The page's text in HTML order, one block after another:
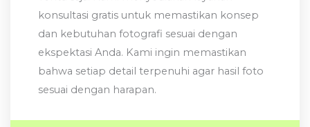
konsultasi gratis untuk memastikan konsep
dan kebutuhan fotografi sesuai dengan
ekspektasi Anda. Kami ingin memastikan
bahwa setiap detail terpenuhi agar hasil foto
sesuai dengan harapan.